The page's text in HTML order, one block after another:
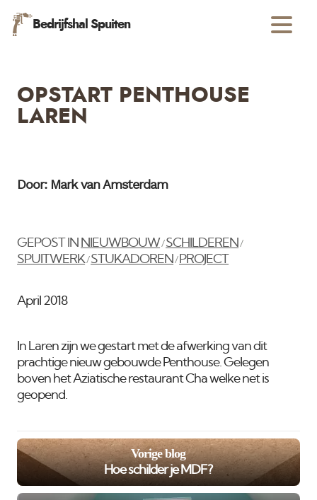
Bedrijfshal Spuiten
OPSTART PENTHOUSE
LAREN
Door: Mark van Amsterdam
GEPOST IN NIEUWBOUW/SCHILDEREN /
SPUITWERK/STUKADOREN / PROJECT
April 2018
In Laren zijn we gestart met de afwerking van dit
prachtige nieuw gebouwde Penthouse. Gelegen
boven het Aziatische restaurant Cha welke net is
geopend.
Vorige blog
Hoe schilder je MDF?